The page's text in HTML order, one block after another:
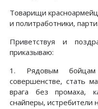
Товарищи
и политработники,
Приветствуя и
приказываю:
1. Рядовым
совершенстве, стать
врага без промаха,
снайперы, истребители